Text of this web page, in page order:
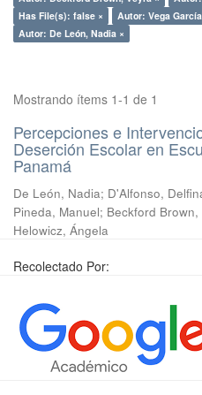
Has File(s): false ×
Autor: Vega
Autor: De León, Nadia ×
Mostrando ítems 1-1 de 1
Percepciones e
Deserción Escolar en
Panamá
De León, Nadia; D'Alfonso,
Pineda, Manuel; Beckford
Helowicz, Ángela
Recolectado Por: